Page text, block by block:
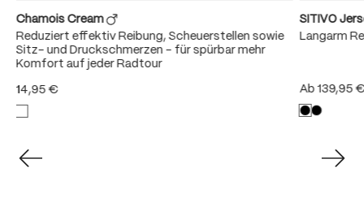
Chamois Cream
Reduziert effektiv Reibung, Scheuerstellen sowie
Sitz- und Druckschmerzen – für spürbar mehr
Komfort auf jeder Radtour
14,95 €
SITIVO
Langarm
Ab139,95